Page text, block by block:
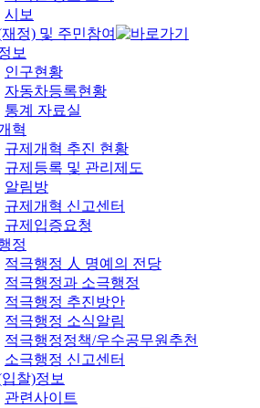
시보
정) 및 주민참여
보
인구현황
자동차등록현황
통계 자료실
혁
규제개혁 추진 현황
규제등록 및 관리제도
알림방
규제개혁 신고센터
규제입증요청
정
적극행정 人 명예의 전당
적극행정과 소극행정
적극행정 추진방안
적극행정 소식알림
적극행정정책/우수공무원추천
소극행정 신고센터
찰)정보
관련사이트